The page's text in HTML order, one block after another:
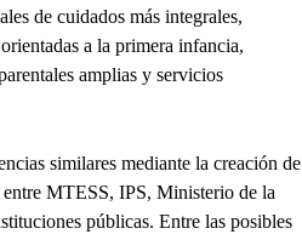
de cuidados más integrales,
a la primera infancia,
amplias y servicios
similares mediante la creación de
MTESS, IPS, Ministerio de la
públicas. Entre las posibles